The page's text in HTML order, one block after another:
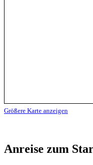
Größere Karte anzeigen
Anreise zum